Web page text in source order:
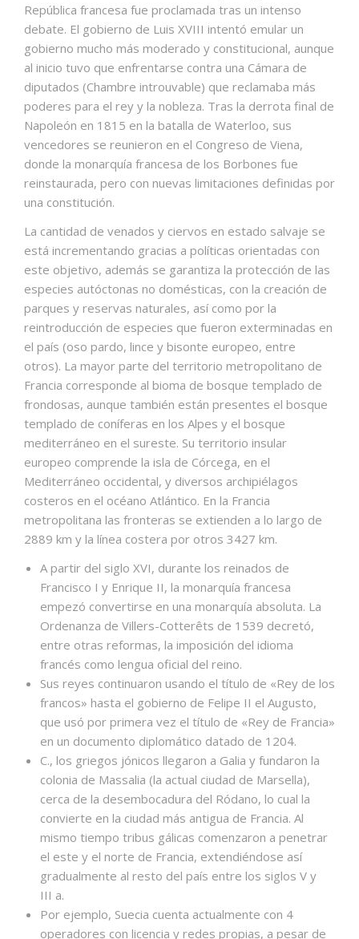
República francesa fue proclamada tras un intenso
debate. El gobierno de Luis XVIII intentó emular un
gobierno mucho más moderado y constitucional, aunque
al inicio tuvo que enfrentarse contra una Cámara de
diputados (Chambre introuvable) que reclamaba más
poderes para el rey y la nobleza. Tras la derrota final de
Napoleón en 1815 en la batalla de Waterloo, sus
vencedores se reunieron en el Congreso de Viena,
donde la monarquía francesa de los Borbones fue
reinstaurada, pero con nuevas limitaciones definidas por
una constitución.
La cantidad de venados y ciervos en estado salvaje se
está incrementando gracias a políticas orientadas con
este objetivo, además se garantiza la protección de las
especies autóctonas no domésticas, con la creación de
parques y reservas naturales, así como por la
reintroducción de especies que fueron exterminadas en
el país (oso pardo, lince y bisonte europeo, entre
otros). La mayor parte del territorio metropolitano de
Francia corresponde al bioma de bosque templado de
frondosas, aunque también están presentes el bosque
templado de coníferas en los Alpes y el bosque
mediterráneo en el sureste. Su territorio insular
europeo comprende la isla de Córcega, en el
Mediterráneo occidental, y diversos archipiélagos
costeros en el océano Atlántico. En la Francia
metropolitana las fronteras se extienden a lo largo de
2889 km y la línea costera por otros 3427 km.
A partir del siglo XVI, durante los reinados de
Francisco I y Enrique II, la monarquía francesa
empezó convertirse en una monarquía absoluta.​ La
Ordenanza de Villers-Cotterêts de 1539 decretó,
entre otras reformas, la imposición del idioma
francés como lengua oficial del reino.
Sus reyes continuaron usando el título de «Rey de los
francos» hasta el gobierno de Felipe II el Augusto,
que usó por primera vez el título de «Rey de Francia»
en un documento diplomático datado de 1204.
C., los griegos jónicos llegaron a Galia y fundaron la
colonia de Massalia (la actual ciudad de Marsella),
cerca de la desembocadura del Ródano, lo cual la
convierte en la ciudad más antigua de Francia.​​ Al
mismo tiempo tribus gálicas comenzaron a penetrar
el este y el norte de Francia, extendiéndose así
gradualmente al resto del país entre los siglos V y
III a.
Por ejemplo, Suecia cuenta actualmente con 4
operadores con licencia y redes propias, a pesar de